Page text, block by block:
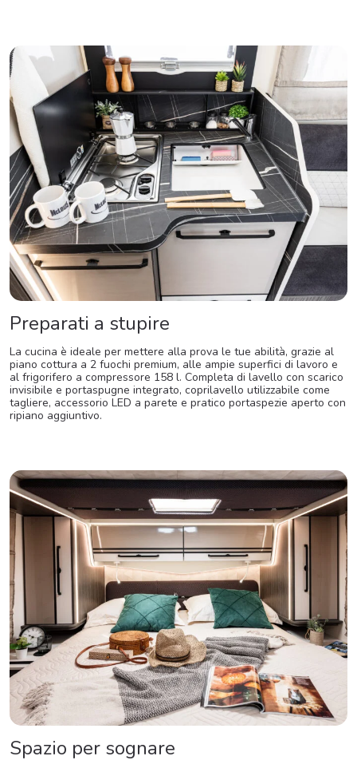
Preparati a stupire
La cucina è ideale per mettere alla prova le tue abilità, grazie al
piano cottura a 2 fuochi premium, alle ampie superfici di lavoro e
al frigorifero a compressore 158 l. Completa di lavello con scarico
invisibile e portaspugne integrato, coprilavello utilizzabile come
tagliere, accessorio LED a parete e pratico portaspezie aperto con
ripiano aggiuntivo.
Spazio per sognare